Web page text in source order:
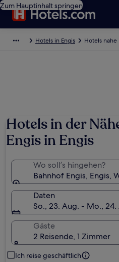
Zum Hauptinhalt springen
Hotels in Engis Hotels nahe
Hotels in der
Engis in Engis
Wo soll’s hingehen?
Bahnhof Engis, Engis,
Daten
So., 23. Aug. - Mo., 24.
Gäste
2 Reisende, 1 Zimmer
Ich reise geschäftlich